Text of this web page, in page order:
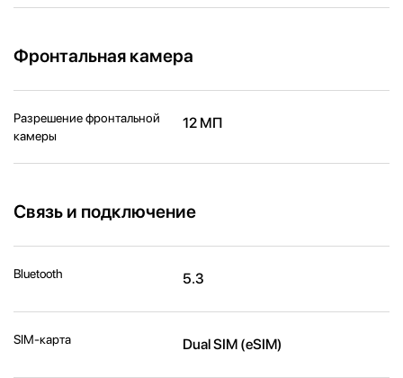
Фронтальная камера
Разрешение фронтальной
камеры
12 МП
Связь и подключение
Bluetooth 5.3
SIM-карта Dual SIM (eSIM)